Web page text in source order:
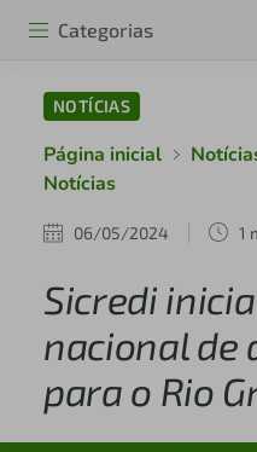
Categorias
NOTÍCIAS
Página inicial
Notícias
06/05/2024 1
Sicredi
nacional de
para o Rio